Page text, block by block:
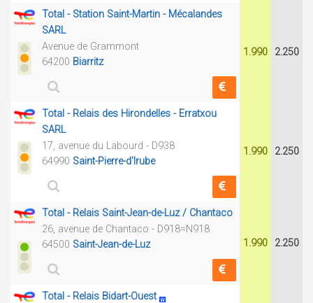
Total - Station Saint-Martin - Mécalandes
SARL
Avenue de Grammont
64200 Biarritz
1.990 2.250
Total - Relais des Hirondelles - Erratxou
SARL
17, avenue du Labourd - D938
64990 Saint-Pierre-d'Irube
1.990 2.250
Total - Relais Saint-Jean-de-Luz / Chantaco
26, avenue de Chantaco - D918=N918
64500 Saint-Jean-de-Luz 1.990 2.250
Total - Relais Bidart-Ouest